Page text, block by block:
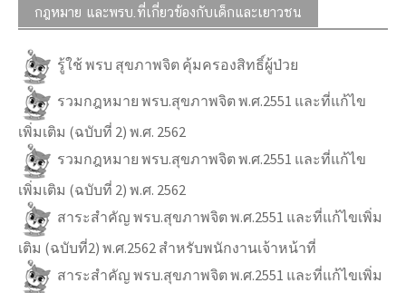
กฎหมาย และพรบ.ที่เกี่ยวข้องกับเด็กและเยาวชน
รู้ใช้ พรบ สุขภาพจิต คุ้มครองสิทธิ์ผู้ป่วย
รวมกฎหมาย พรบ.สุขภาพจิต พ.ศ.2551 และที่แก้ไข
เพิ่มเติม (ฉบับที่ 2) พ.ศ. 2562
รวมกฎหมาย พรบ.สุขภาพจิต พ.ศ.2551 และที่แก้ไข
เพิ่มเติม (ฉบับที่ 2) พ.ศ. 2562
สาระสำคัญ พรบ.สุขภาพจิต พ.ศ.2551 และที่แก้ไขเพิ่ม
เติม (ฉบับที่2) พ.ศ.2562 สำหรับพนักงานเจ้าหน้าที่
สาระสำคัญ พรบ.สุขภาพจิต พ.ศ.2551 และที่แก้ไขเพิ่ม